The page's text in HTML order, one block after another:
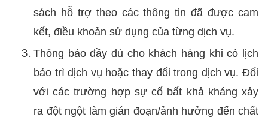
sách hỗ trợ theo các thông tin đã được cam
kết, điều khoản sử dụng của từng dịch vụ.
Thông báo đầy đủ cho khách hàng khi có lịch
bảo trì dịch vụ hoặc thay đổi trong dịch vụ. Đối
với các trường hợp sự cố bất khả kháng xảy
ra đột ngột làm gián đoạn/ảnh hưởng đến chất